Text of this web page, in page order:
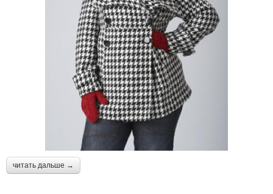
читать дальше →